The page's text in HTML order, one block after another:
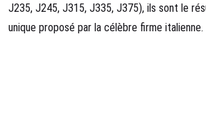
J235, J245, J315, J335, J375), ils sont le
unique proposé par la célèbre firme italienne.